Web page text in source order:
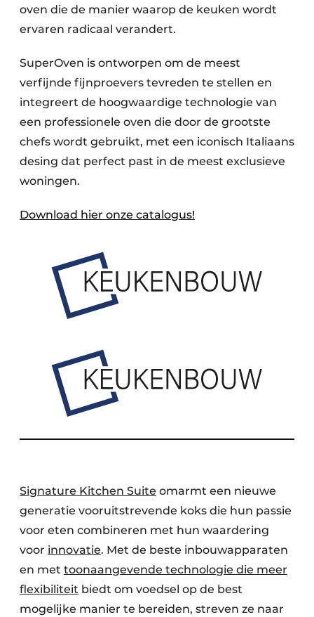
oven die de manier waarop de keuken wordt
ervaren radicaal verandert.
SuperOven is ontworpen om de meest
verfijnde fijnproevers tevreden te stellen en
integreert de hoogwaardige technologie van
een professionele oven die door de grootste
chefs wordt gebruikt, met een iconisch Italiaans
desing dat perfect past in de meest exclusieve
woningen.
Download hier onze catalogus!
Signature Kitchen Suite omarmt een nieuwe
generatie vooruitstrevende koks die hun passie
voor eten combineren met hun waardering
voor innovatie. Met de beste inbouwapparaten
en met toonaangevende technologie die meer
flexibiliteit biedt om voedsel op de best
mogelijke manier te bereiden, streven ze naar